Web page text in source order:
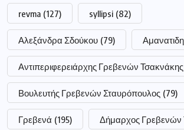
revma (127) syllipsi (82)
Αλεξάνδρα Σδούκου (79)
Αντιπεριφερειάρχης Γρεβενών Τσακνάκης
Βουλευτής Γρεβενών Σταυρόπουλος (79)
Γρεβενά (195) Δήμαρχος Γρεβενών